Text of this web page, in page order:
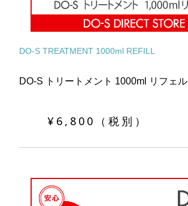
DO-S TREATMENT 1000ml REFILL
DO-S トリートメント 1000ml リフェル
¥6,800（税別）